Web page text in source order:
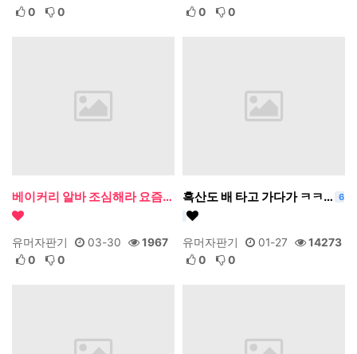
0
0
0
0
베이커리 알바 조심해라 요즘…
유머자판기 03-30
1967
0
0
흑산도 배 타고 가다가 ㅋㅋ… 6
유머자판기 01-27
14273
0
0